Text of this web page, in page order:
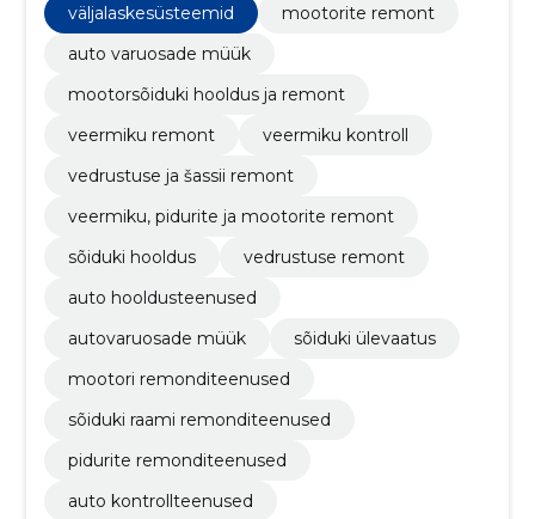
väljalaskesüsteemid
mootorite remont
auto varuosade müük
mootorsõiduki hooldus ja remont
veermiku remont
veermiku kontroll
vedrustuse ja šassii remont
veermiku, pidurite ja mootorite remont
sõiduki hooldus
vedrustuse remont
auto hooldusteenused
autovaruosade müük
sõiduki ülevaatus
mootori remonditeenused
sõiduki raami remonditeenused
pidurite remonditeenused
auto kontrollteenused